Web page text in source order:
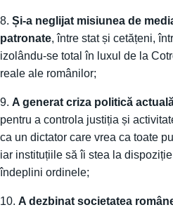
8. Și-a neglijat misiunea de
patronate, între stat și cetățeni,
izolându-se total în luxul de la
reale ale românilor;
9. A generat criza politică
pentru a controla justiția și
ca un dictator care vrea ca toate
iar instituțiile să îi stea la
îndeplini ordinele;
10. A dezbinat societatea